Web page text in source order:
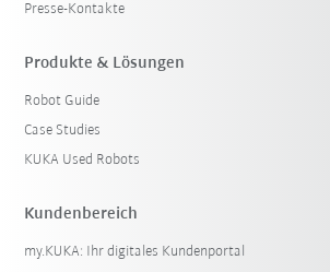
Presse-Kontakte
Produkte & Lösungen
Robot Guide
Case Studies
KUKA Used Robots
Kundenbereich
my.KUKA: Ihr digitales Kundenportal